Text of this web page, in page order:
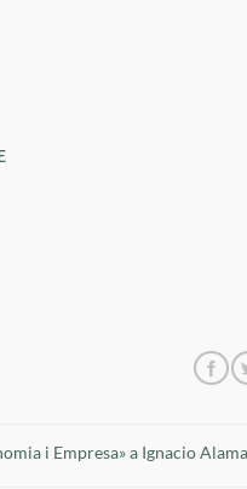
i Empresa» a Ignacio